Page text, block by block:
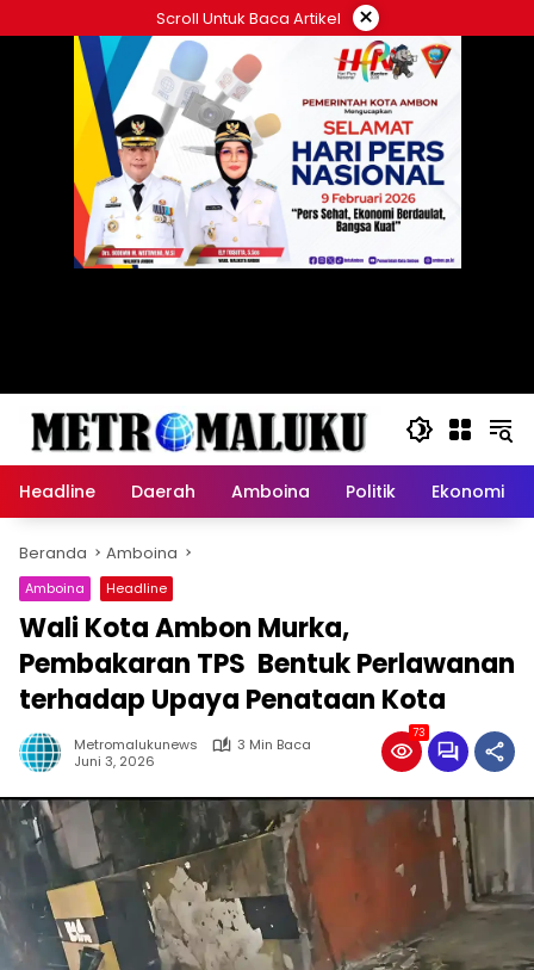
ke
Scroll Untuk Baca Artikel ×
Headline Daerah Amboina Politik Ekonomi
Beranda Amboina
Amboina Headline
Wali Kota Ambon Murka,
Pembakaran TPS Bentuk Perlawanan
terhadap Upaya Penataan Kota
Metromalukunews
3 Min Baca
Juni 3, 2026
73